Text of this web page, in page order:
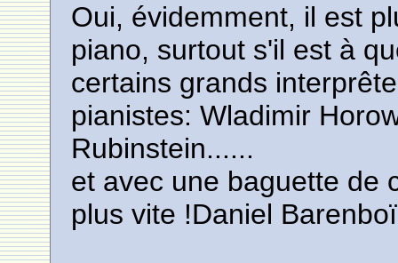
Oui, évidemment, il est
piano, surtout s'il est à
certains grands
pianistes: Wladimir
Rubinstein......
et avec une baguette de
plus vite !Daniel